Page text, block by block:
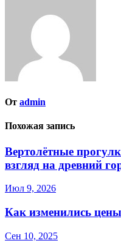
От admin
Похожая запись
Вертолётные
взгляд на древний
Июл 9, 2026
Как изменились
Сен 10, 2025